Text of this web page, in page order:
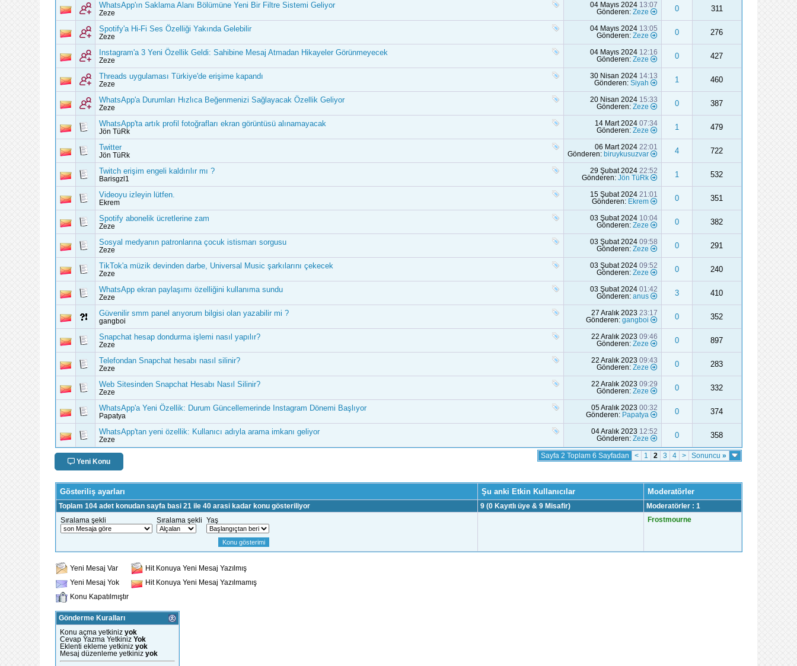
WhatsApp'ın Saklama Alanı Bölümüne Yeni Bir Filtre Sistemi Geliyor
Zeze
04 Mayıs 2024 13:07
Gönderen: Zeze 0 311
Spotify'a Hi-Fi Ses Özelliği Yakında Gelebilir
Zeze
04 Mayıs 2024 13:05
Gönderen: Zeze 0 276
Instagram'a 3 Yeni Özellik Geldi: Sahibine Mesaj Atmadan Hikayeler Görünmeyecek
Zeze
04 Mayıs 2024 12:16
Gönderen: Zeze 0 427
Threads uygulaması Türkiye'de erişime kapandı
Zeze
30 Nisan 2024 14:13
Gönderen: Siyah 1 460
WhatsApp'a Durumları Hızlıca Beğenmenizi Sağlayacak Özellik Geliyor
Zeze
20 Nisan 2024 15:33
Gönderen: Zeze 0 387
WhatsApp'ta artık profil fotoğrafları ekran görüntüsü alınamayacak
Jön TüRk
14 Mart 2024 07:34
Gönderen: Zeze 1 479
Twitter
Jön TüRk
06 Mart 2024 22:01
Gönderen: biruykusuzvar 4 722
Twitch erişim engeli kaldırılır mı ?
Barisgzl1
29 Şubat 2024 22:52
Gönderen: Jön TüRk 1 532
Videoyu izleyin lütfen.
Ekrem
15 Şubat 2024 21:01
Gönderen: Ekrem 0 351
Spotify abonelik ücretlerine zam
Zeze
03 Şubat 2024 10:04
Gönderen: Zeze 0 382
Sosyal medyanın patronlarına çocuk istismarı sorgusu
Zeze
03 Şubat 2024 09:58
Gönderen: Zeze 0 291
TikTok'a müzik devinden darbe, Universal Music şarkılarını çekecek
Zeze
03 Şubat 2024 09:52
Gönderen: Zeze 0 240
WhatsApp ekran paylaşımı özelliğini kullanıma sundu
Zeze
03 Şubat 2024 01:42
Gönderen: anus 3 410
Güvenilir smm panel arıyorum bilgisi olan yazabilir mi ?
gangboi
27 Aralık 2023 23:17
Gönderen: gangboi 0 352
Snapchat hesap dondurma işlemi nasıl yapılır?
Zeze
22 Aralık 2023 09:46
Gönderen: Zeze 0 897
Telefondan Snapchat hesabı nasıl silinir?
Zeze
22 Aralık 2023 09:43
Gönderen: Zeze 0 283
Web Sitesinden Snapchat Hesabı Nasıl Silinir?
Zeze
22 Aralık 2023 09:29
Gönderen: Zeze 0 332
WhatsApp'a Yeni Özellik: Durum Güncellemerinde Instagram Dönemi Başlıyor
Papatya
05 Aralık 2023 00:32
Gönderen: Papatya 0 374
WhatsApp'tan yeni özellik: Kullanıcı adıyla arama imkanı geliyor
Zeze
04 Aralık 2023 12:52
Gönderen: Zeze 0 358
Yeni Konu
Sayfa 2 Toplam 6 Sayfadan < 1 2 3 4 > Sonuncu»
Gösteriliş ayarları Şu anki Etkin Kullanıcılar Moderatörler
Toplam 104 adet konudan sayfa basi 21 ile 40 arasi kadar konu gösteriliyor 9 (0 Kayıtlı üye & 9 Misafir)
Moderatörler : 1
Sıralama şekli
Sıralama şekli Yaş Frostmourne
Yeni Mesaj Var
Hit Konuya Yeni Mesaj Yazılmış
Yeni Mesaj Yok
Hit Konuya Yeni Mesaj Yazılmamış
Konu Kapatılmıştır
Gönderme Kuralları
Konu açma yetkiniz yok
Cevap Yazma Yetkiniz Yok
Eklenti ekleme yetkiniz yok
Mesaj düzenleme yetkiniz yok